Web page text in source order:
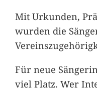
Mit Urkunden,
wurden die
Für neue
viel Platz. Wer